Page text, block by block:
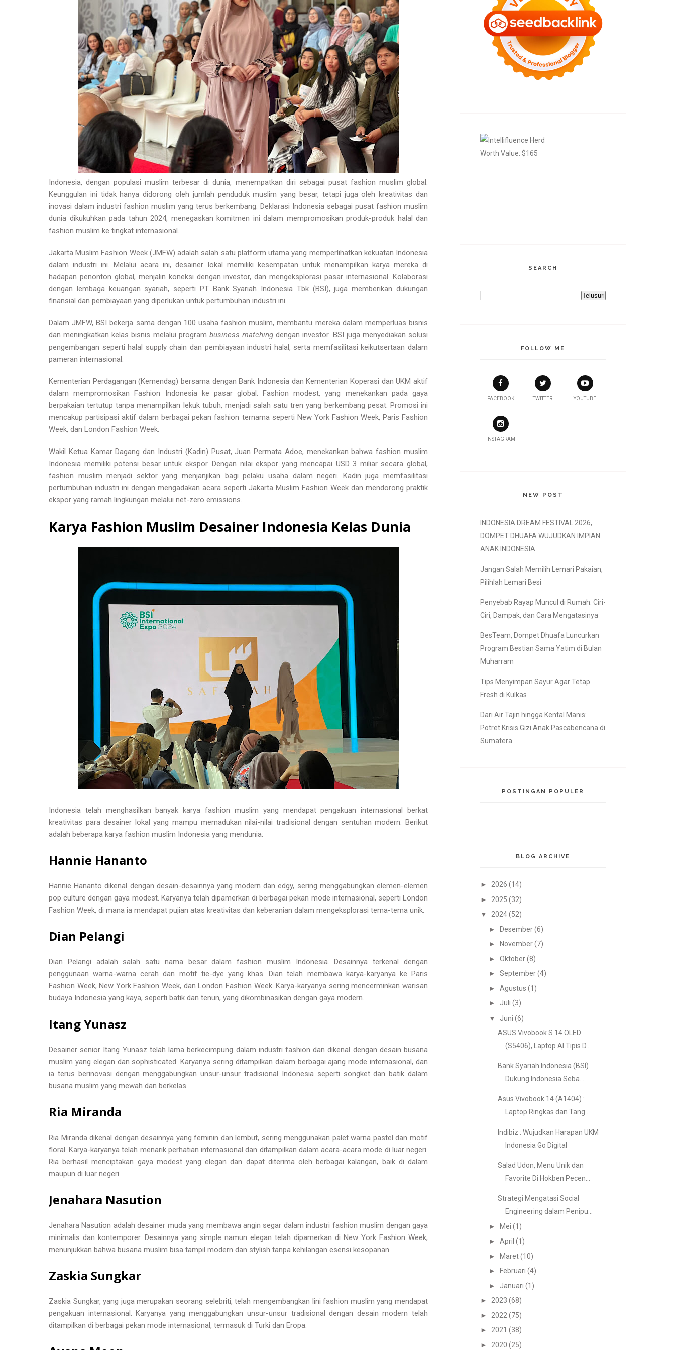
Indonesia, dengan populasi muslim terbesar di dunia, menempatkan diri sebagai pusat fashion muslim global.
Keunggulan ini tidak hanya didorong oleh jumlah penduduk muslim yang besar, tetapi juga oleh kreativitas dan
inovasi dalam industri fashion muslim yang terus berkembang. Deklarasi Indonesia sebagai pusat fashion muslim
dunia dikukuhkan pada tahun 2024, menegaskan komitmen ini dalam mempromosikan produk-produk halal dan
fashion muslim ke tingkat internasional.
Jakarta Muslim Fashion Week (JMFW) adalah salah satu platform utama yang memperlihatkan kekuatan Indonesia
dalam industri ini. Melalui acara ini, desainer lokal memiliki kesempatan untuk menampilkan karya mereka di
hadapan penonton global, menjalin koneksi dengan investor, dan mengeksplorasi pasar internasional. Kolaborasi
dengan lembaga keuangan syariah, seperti PT Bank Syariah Indonesia Tbk (BSI), juga memberikan dukungan
finansial dan pembiayaan yang diperlukan untuk pertumbuhan industri ini.
Dalam JMFW, BSI bekerja sama dengan 100 usaha fashion muslim, membantu mereka dalam memperluas bisnis
dan meningkatkan kelas bisnis melalui program business matching dengan investor. BSI juga menyediakan solusi
pengembangan seperti halal supply chain dan pembiayaan industri halal, serta memfasilitasi keikutsertaan dalam
pameran internasional.
Kementerian Perdagangan (Kemendag) bersama dengan Bank Indonesia dan Kementerian Koperasi dan UKM aktif
dalam mempromosikan Fashion Indonesia ke pasar global. Fashion modest, yang menekankan pada gaya
berpakaian tertutup tanpa menampilkan lekuk tubuh, menjadi salah satu tren yang berkembang pesat. Promosi ini
mencakup partisipasi aktif dalam berbagai pekan fashion ternama seperti New York Fashion Week, Paris Fashion
Week, dan London Fashion Week.
Wakil Ketua Kamar Dagang dan Industri (Kadin) Pusat, Juan Permata Adoe, menekankan bahwa fashion muslim
Indonesia memiliki potensi besar untuk ekspor. Dengan nilai ekspor yang mencapai USD 3 miliar secara global,
fashion muslim menjadi sektor yang menjanjikan bagi pelaku usaha dalam negeri. Kadin juga memfasilitasi
pertumbuhan industri ini dengan mengadakan acara seperti Jakarta Muslim Fashion Week dan mendorong praktik
ekspor yang ramah lingkungan melalui net-zero emissions.
Karya Fashion Muslim Desainer Indonesia Kelas Dunia
Indonesia telah menghasilkan banyak karya fashion muslim yang mendapat pengakuan internasional berkat
kreativitas para desainer lokal yang mampu memadukan nilai-nilai tradisional dengan sentuhan modern. Berikut
adalah beberapa karya fashion muslim Indonesia yang mendunia:
Hannie Hananto
Hannie Hananto dikenal dengan desain-desainnya yang modern dan edgy, sering menggabungkan elemen-elemen
pop culture dengan gaya modest. Karyanya telah dipamerkan di berbagai pekan mode internasional, seperti London
Fashion Week, di mana ia mendapat pujian atas kreativitas dan keberanian dalam mengeksplorasi tema-tema unik.
Dian Pelangi
Dian Pelangi adalah salah satu nama besar dalam fashion muslim Indonesia. Desainnya terkenal dengan
penggunaan warna-warna cerah dan motif tie-dye yang khas. Dian telah membawa karya-karyanya ke Paris
Fashion Week, New York Fashion Week, dan London Fashion Week. Karya-karyanya sering mencerminkan warisan
budaya Indonesia yang kaya, seperti batik dan tenun, yang dikombinasikan dengan gaya modern.
Itang Yunasz
Desainer senior Itang Yunasz telah lama berkecimpung dalam industri fashion dan dikenal dengan desain busana
muslim yang elegan dan sophisticated. Karyanya sering ditampilkan dalam berbagai ajang mode internasional, dan
ia terus berinovasi dengan menggabungkan unsur-unsur tradisional Indonesia seperti songket dan batik dalam
busana muslim yang mewah dan berkelas.
Ria Miranda
Ria Miranda dikenal dengan desainnya yang feminin dan lembut, sering menggunakan palet warna pastel dan motif
floral. Karya-karyanya telah menarik perhatian internasional dan ditampilkan dalam acara-acara mode di luar negeri.
Ria berhasil menciptakan gaya modest yang elegan dan dapat diterima oleh berbagai kalangan, baik di dalam
maupun di luar negeri.
Jenahara Nasution
Jenahara Nasution adalah desainer muda yang membawa angin segar dalam industri fashion muslim dengan gaya
minimalis dan kontemporer. Desainnya yang simple namun elegan telah dipamerkan di New York Fashion Week,
menunjukkan bahwa busana muslim bisa tampil modern dan stylish tanpa kehilangan esensi kesopanan.
Zaskia Sungkar
Zaskia Sungkar, yang juga merupakan seorang selebriti, telah mengembangkan lini fashion muslim yang mendapat
pengakuan internasional. Karyanya yang menggabungkan unsur-unsur tradisional dengan desain modern telah
ditampilkan di berbagai pekan mode internasional, termasuk di Turki dan Eropa.
SEARCH
FOLLOW ME
FACEBOOK TWITTER YOUTUBE
INSTAGRAM
NEW POST
INDONESIA DREAM FESTIVAL 2026,
DOMPET DHUAFA WUJUDKAN IMPIAN
ANAK INDONESIA
Jangan Salah Memilih Lemari Pakaian,
Pilihlah Lemari Besi
Penyebab Rayap Muncul di Rumah: Ciri-
Ciri, Dampak, dan Cara Mengatasinya
BesTeam, Dompet Dhuafa Luncurkan
Program Bestian Sama Yatim di Bulan
Muharram
Tips Menyimpan Sayur Agar Tetap
Fresh di Kulkas
Dari Air Tajin hingga Kental Manis:
Potret Krisis Gizi Anak Pascabencana di
Sumatera
POSTINGAN POPULER
BLOG ARCHIVE
► 2026 (14)
► 2025 (32)
▼
2024(52)
►
Desember (6)
►
November (7)
► Oktober (8)
► September (4)
► Agustus (1)
► Juli (3)
▼
Juni (6)
ASUS Vivobook S 14 OLED
(S5406), Laptop AI Tipis D...
Bank Syariah Indonesia (BSI)
Dukung Indonesia Seba...
Asus Vivobook 14 (A1404) :
Laptop Ringkas dan Tang...
Indibiz : Wujudkan Harapan UKM
Indonesia Go Digital
Salad Udon, Menu Unik dan
Favorite Di Hokben Pecen...
Strategi Mengatasi Social
Engineering dalam Penipu...
►
Mei (1)
► April (1)
►
Maret (10)
►
Februari (4)
► Januari (1)
► 2023 (68)
► 2022 (75)
► 2021 (38)
► 2020 (25)